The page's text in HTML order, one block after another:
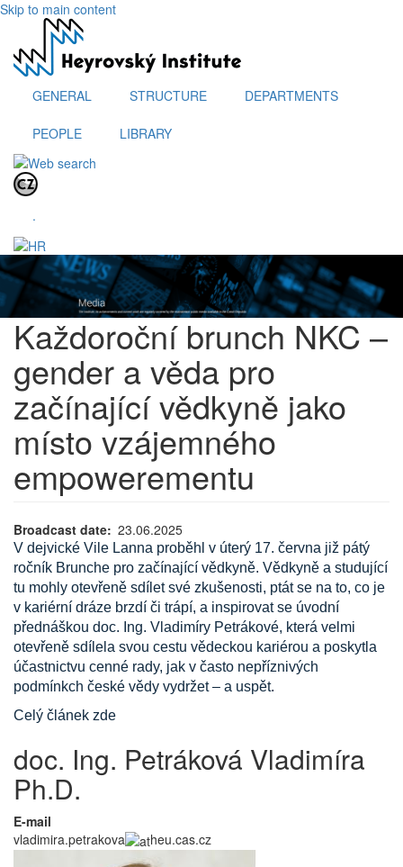
Skip to main content
GENERAL STRUCTURE DEPARTMENTS
PEOPLE LIBRARY
.
Každoroční brunch NKC –
gender a věda pro
začínající vědkyně jako
místo vzájemného
empowerementu
Broadcast date 23.06.2025
V dejvické Vile Lanna proběhl v úterý 17. června již pátý
ročník Brunche pro začínající vědkyně. Vědkyně a studující
tu mohly otevřeně sdílet své zkušenosti, ptát se na to, co je
v kariérní dráze brzdí či trápí, a inspirovat se úvodní
přednáškou doc. Ing. Vladimíry Petrákové, která velmi
otevřeně sdílela svou cestu vědeckou kariérou a poskytla
účastnictvu cenné rady, jak v často nepříznivých
podmínkch české vědy vydržet – a uspět.
Celý článek zde
doc. Ing. Petráková Vladimíra
Ph.D.
E-mail
vladimira.petrakova
heu.cas.cz